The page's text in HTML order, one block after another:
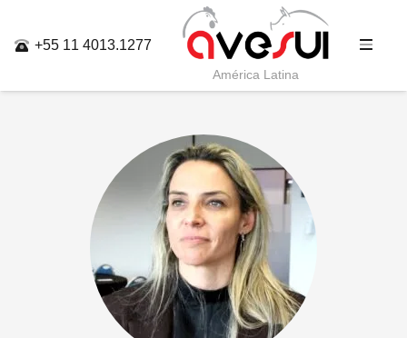
+55 11 4013.1277
América Latina